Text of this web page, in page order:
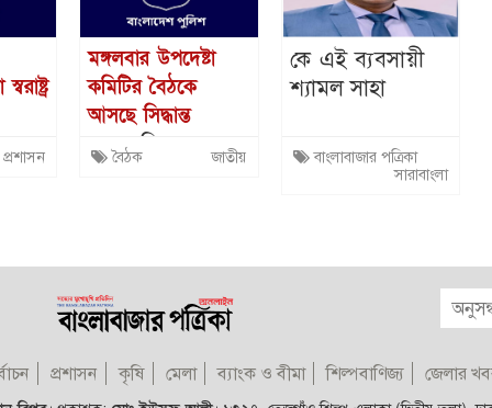
প্রশাসন
মঙ্গলবার উপদেষ্টা
কমিটির বৈঠকে
আসছে সিদ্ধান্ত
এবার তিন
বিতর্কিত নির্বাচনের
বৈঠক জাতীয়
কে এই ব্যবসায়ী
শ্যামল সাহা
বাংলাবাজার পত্রিকা
সারাবাংলা
প্রশাসন কৃষি মেলা ব্যাংক ও বীমা শিল্পবাণিজ্য জেলার